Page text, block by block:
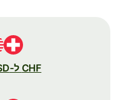
CHF ל-USD